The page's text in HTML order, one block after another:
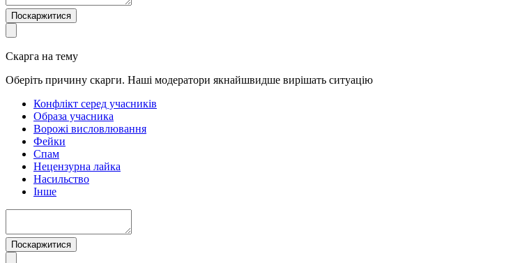
Поскаржитися
Скарга на тему
Оберіть причину скарги. Наші модератори якнайшвидше вирішать ситуацію
Конфлікт серед учасників
Образа учасника
Ворожі висловлювання
Фейки
Спам
Нецензурна лайка
Насильство
Інше
Поскаржитися